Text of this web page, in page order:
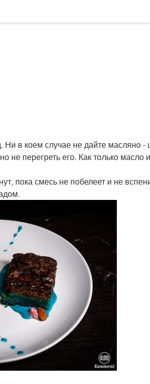
в коем случае не дайте масляно -
не перегреть его. Как только масло
пока смесь не побелеет и не